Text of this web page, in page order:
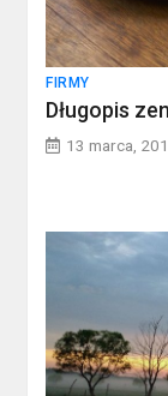
FIRMY
Długopis
13 marca,